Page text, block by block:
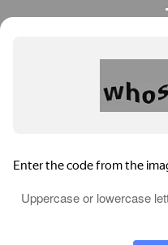
О компании
Партнерские сертификаты